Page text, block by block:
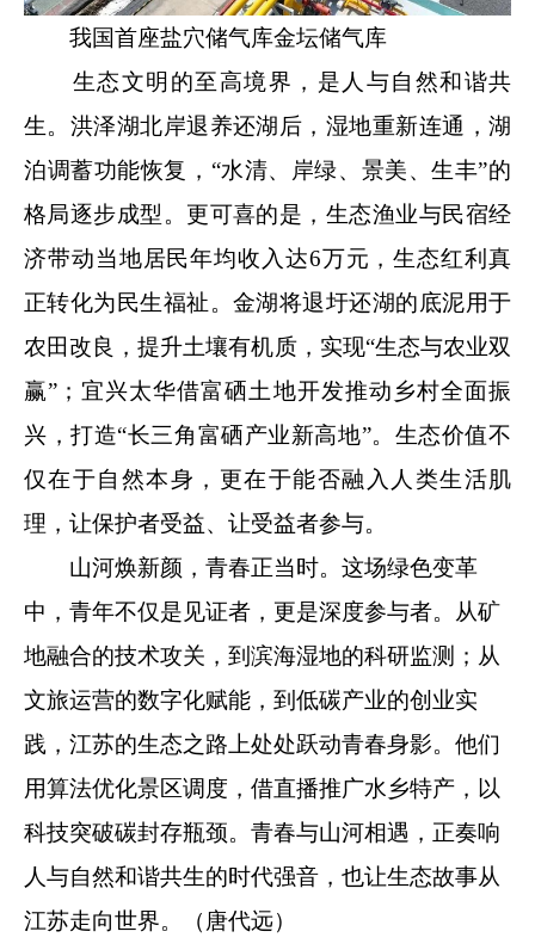
我国首座盐穴储气库金坛储气库
生态文明的至高境界，是人与自然和谐共
生。洪泽湖北岸退养还湖后，湿地重新连通，湖
泊调蓄功能恢复，“水清、岸绿、景美、生丰”的
格局逐步成型。更可喜的是，生态渔业与民宿经
济带动当地居民年均收入达6万元，生态红利真
正转化为民生福祉。金湖将退圩还湖的底泥用于
农田改良，提升土壤有机质，实现“生态与农业双
赢”；宜兴太华借富硒土地开发推动乡村全面振
兴，打造“长三角富硒产业新高地”。生态价值不
仅在于自然本身，更在于能否融入人类生活肌
理，让保护者受益、让受益者参与。
山河焕新颜，青春正当时。 这场绿色变革
中，青年不仅是见证者，更是深度参与者。从矿
地融合的技术攻关，到滨海湿地的科研监测；从
文旅运营的数字化赋能，到低碳产业的创业实
践，江苏的生态之路上处处跃动青春身影。他们
用算法优化景区调度，借直播推广水乡特产，以
科技突破碳封存瓶颈。青春与山河相遇，正奏响
人与自然和谐共生的时代强音，也让生态故事从
江苏走向世界。（唐代远）